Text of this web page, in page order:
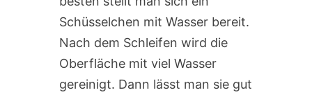
Schüsselchen mit Wasser bereit.
Nach dem Schleifen wird die
Oberfläche mit viel Wasser
gereinigt. Dann lässt man sie gut